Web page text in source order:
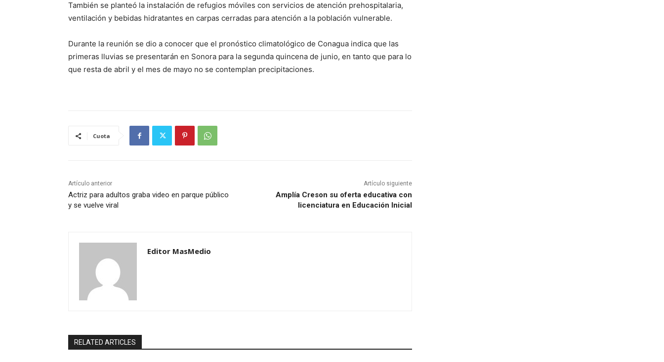
También se planteó la instalación de refugios móviles con servicios de atención prehospitalaria,
ventilación y bebidas hidratantes en carpas cerradas para atención a la población vulnerable.
Durante la reunión se dio a conocer que el pronóstico climatológico de Conagua indica que las
primeras lluvias se presentarán en Sonora para la segunda quincena de junio, en tanto que para lo
que resta de abril y el mes de mayo no se contemplan precipitaciones.
Cuota
Artículo anterior
Actriz para adultos graba video en parque público
y se vuelve viral
Artículo siguiente
Amplía Creson su oferta educativa con
licenciatura en Educación Inicial
Editor MasMedio
RELATED ARTICLES